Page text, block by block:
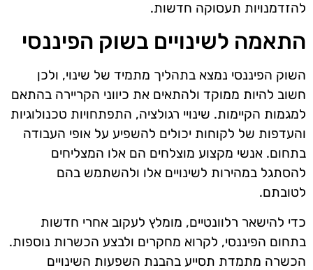
להזדמנויות תעסוקה חדשות.
התאמה לשינויים בשוק הפיננסי
השוק הפיננסי נמצא בתהליך מתמיד של שינוי, ולכן
חשוב להיות ממוקד ולהתאים את כיווני הקריירה בהתאם
למגמות הקיימות. שינויי רגולציה, התפתחויות טכנולוגיות
והעדפות של לקוחות יכולים להשפיע על אופי העבודה
בתחום. אנשי מקצוע מוצלחים הם אלו המצליחים
להסתגל במהירות לשינויים אלו ולהשתמש בהם
לטובתם.
כדי להישאר רלוונטיים, מומלץ לעקוב אחרי חדשות
בתחום הפיננסי, לקרוא מחקרים ולבצע הכשרות נוספות.
הכשרה מתמדת תסייע בהבנת השפעות השינויים